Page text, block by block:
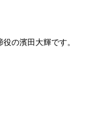
の濱田大輝です。